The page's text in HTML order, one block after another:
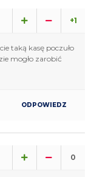
+1
taką kasę poczuło
mogło zarobić
ODPOWIEDZ
0